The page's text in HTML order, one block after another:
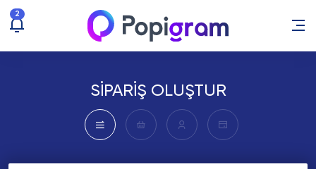
2
SİPARİŞ OLUŞTUR